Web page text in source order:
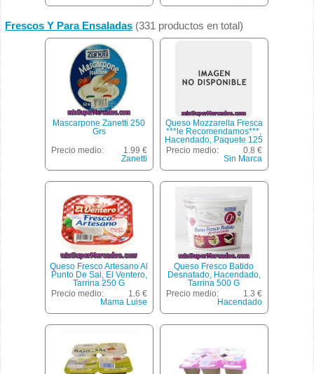
Frescos Y Para Ensaladas (331 productos en total)
Mascarpone Zanetti 250
Grs
Precio medio:
1.99 €
Zanetti
Queso Mozzarella Fresca
***le Recomendamos***,
Hacendado, Paquete 125
G
Precio medio:
0.8 €
Sin Marca
Queso Fresco Artesano Al
Punto De Sal, El Ventero,
Tarrina 250 G
Precio medio:
1.6 €
Mama Luise
Queso Fresco Batido
Desnatado, Hacendado,
Tarrina 500 G
Precio medio:
1.3 €
Hacendado